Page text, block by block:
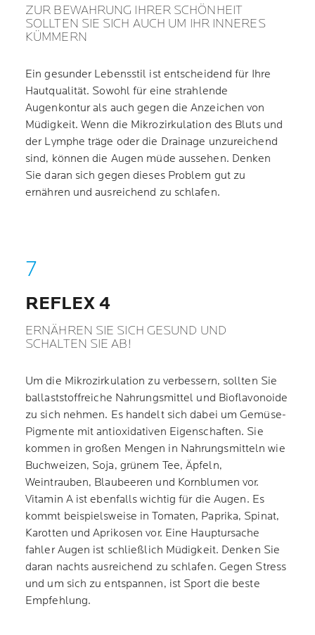
ZUR BEWAHRUNG IHRER SCHÖNHEIT
SOLLTEN SIE SICH AUCH UM IHR INNERES
KÜMMERN
Ein gesunder Lebensstil ist entscheidend für Ihre
Hautqualität. Sowohl für eine strahlende
Augenkontur als auch gegen die Anzeichen von
Müdigkeit. Wenn die Mikrozirkulation des Bluts und
der Lymphe träge oder die Drainage unzureichend
sind, können die Augen müde aussehen. Denken
Sie daran sich gegen dieses Problem gut zu
ernähren und ausreichend zu schlafen.
REFLEX 4
ERNÄHREN SIE SICH GESUND UND
SCHALTEN SIE AB!
Um die Mikrozirkulation zu verbessern, sollten Sie
ballaststoffreiche Nahrungsmittel und Bioflavonoide
zu sich nehmen. Es handelt sich dabei um Gemüse-
Pigmente mit antioxidativen Eigenschaften. Sie
kommen in großen Mengen in Nahrungsmitteln wie
Buchweizen, Soja, grünem Tee, Äpfeln,
Weintrauben, Blaubeeren und Kornblumen vor.
Vitamin A ist ebenfalls wichtig für die Augen. Es
kommt beispielsweise in Tomaten, Paprika, Spinat,
Karotten und Aprikosen vor. Eine Hauptursache
fahler Augen ist schließlich Müdigkeit. Denken Sie
daran nachts ausreichend zu schlafen. Gegen Stress
und um sich zu entspannen, ist Sport die beste
Empfehlung.